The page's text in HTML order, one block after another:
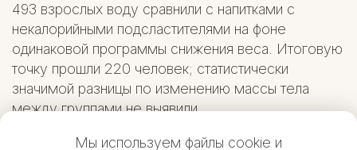
493 взрослых воду сравнили с напитками с
некалорийными подсластителями на фоне
одинаковой программы снижения веса. Итоговую
точку прошли 220 человек; статистически
значимой разницы по изменению массы тела
между группами не выявили.
910 1112131415
Мы используем файлы cookie и